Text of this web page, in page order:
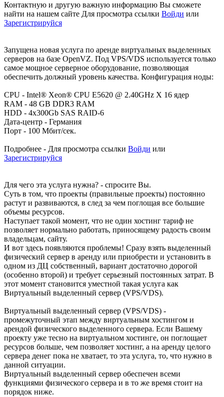
Контактную и другую важную информацию Вы сможете
найти на нашем сайте Для просмотра ссылки Войди или
Зарегистрируйся
Запущена новая услуга по аренде виртуальных выделенных
серверов на базе OpenVZ. Под VPS/VDS используется только
самое мощное серверное оборудование, позволяющая
обеспечить должный уровень качества. Конфигурация ноды:
CPU - Intel® Xeon® CPU E5620 @ 2.40GHz X 16 ядер
RAM - 48 GB DDR3 RAM
HDD - 4x300Gb SAS RAID-6
Дата-центр - Германия
Порт - 100 Мбит/сек.
Подробнее - Для просмотра ссылки Войди или
Зарегистрируйся
Для чего эта услуга нужна? - спросите Вы.
Суть в том, что проекты (правильные проекты) постоянно
растут и развиваются, в след за чем поглощая все большие
объемы ресурсов.
Наступает такой момент, что не один хостинг тариф не
позволяет нормально работать, приносящему радость своим
владельцам, сайту.
И вот здесь появляются проблемы! Сразу взять выделенный
физический сервер в аренду или приобрести и установить в
одном из ДЦ собственный, вариант достаточно дорогой
(особенно второй) и требует серьезный постоянных затрат. В
этот момент становится уместной такая услуга как
Виртуальный выделенный сервер (VPS/VDS).
Виртуальный выделенный сервер (VPS/VDS) -
промежуточный этап между виртуальным хостингом и
арендой физического выделенного сервера. Если Вашему
проекту уже тесно на виртуальном хостинге, он поглощает
ресурсов больше, чем позволяет хостинг, а на аренду целого
сервера денег пока не хватает, то эта услуга, то, что нужно в
данной ситуации.
Виртуальный выделенный сервер обеспечен всеми
функциями физического сервера и в то же время стоит на
порядок ниже.